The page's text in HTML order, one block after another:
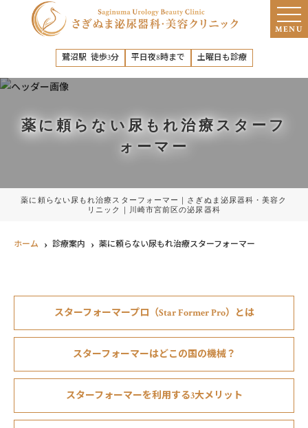
MENU
鷺沼駅 徒歩3分 平日夜8時まで 土曜日も診療
薬に頼らない尿もれ治療スターフ
ォーマー
薬に頼らない尿もれ治療スターフォーマー｜さぎぬま泌尿器科・美容ク
リニック｜川崎市宮前区の泌尿器科
ホーム 診療案内 薬に頼らない尿もれ治療スターフォーマー
スターフォーマープロ（Star Former Pro）とは
スターフォーマーはどこの国の機械？
スターフォーマーを利用する3大メリット